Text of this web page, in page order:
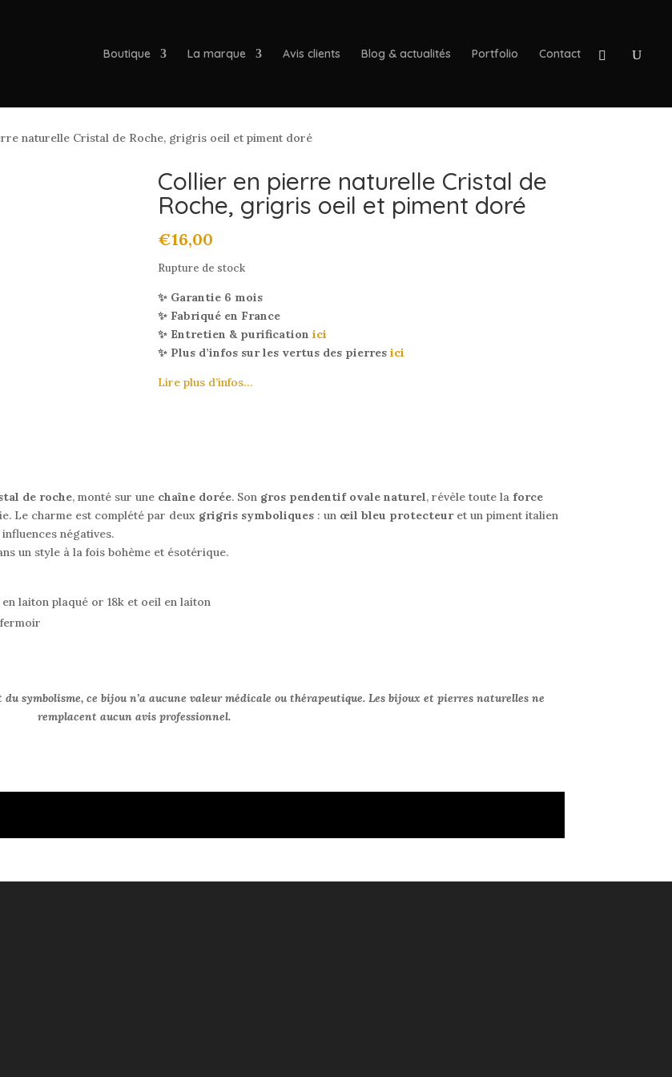
Boutique La marque Avis clients Blog & actualités Portfolio Contact
naturelle Cristal de Roche, grigris oeil et piment doré
Collier en pierre naturelle Cristal de
Roche, grigris oeil et piment doré
€16,00
Rupture de stock
✨ Garantie 6 mois
✨ Fabriqué en France
✨ Entretien & purification ici
✨ Plus d’infos sur les vertus des pierresici
Lire plus d’infos…
de roche, monté sur une chaîne dorée. Son gros pendentif ovale naturel, révèle toute la force
Le charme est complété par deux grigris symboliques : un œil bleu protecteuret un piment italien
négatives.
un style à la fois bohème et ésotérique.
laiton plaqué or 18k et oeil en laiton
symbolisme, ce bijou n’a aucune valeur médicale ou thérapeutique. Les bijoux et pierres naturelles ne
remplacent aucun avis professionnel.